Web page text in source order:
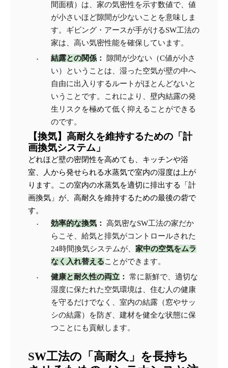
間面積）は、家の気密性を示す数値で、値
が小さいほど隙間が少ないことを意味しま
す。ギビング・アースが手がけるSW工法の
家は、高い気密性能を確保しています。
結露との関係 ：
隙間が少ない（C値が小さ
い）ということは、湿った空気が壁の中へ
自由に出入りするルートがほとんどないと
いうことです。これにより、壁内結露の発
生リスクを極めて低く抑えることができる
のです。
【換気】高耐久を維持するための「計
画換気システム」
どれほど壁の密閉性を高めても、キッチンや浴
室、人から発せられる水蒸気で室内の湿度は上が
ります。この室内の水蒸気を適切に排出する「計
画換気」が、高耐久を維持するための最後の砦で
す。
効率的な換気 ：
高気密なSW工法の家だか
らこそ、給気と排気がコントロールされた
24時間換気システムが、 家中の空気をムラ
なく入れ替えることができます。
健康と耐久性の両立 ：
常に新鮮で、適切な
湿度に保たれた空気環境は、住む人の健康
を守るだけでなく、室内の結露（窓やサッ
シの結露）を防ぎ、建材を健全な状態に保
つことにも貢献します。
SW工法の「高耐久」を長持ち